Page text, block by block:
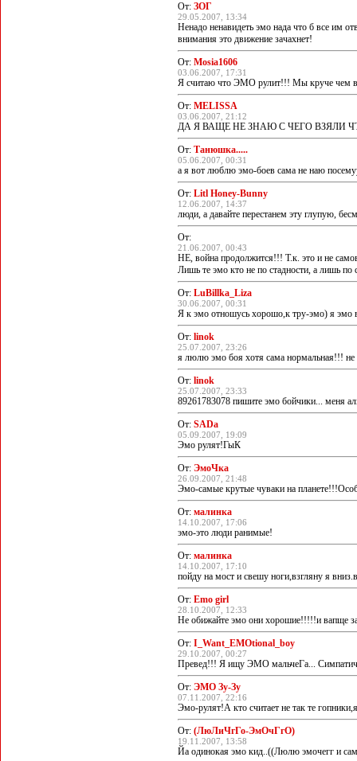
От: ЗОГ
29.05.2007, 13:34
Ненадо ненавидеть эмо нада что б все им
внимания это движение зачахнет!
От: Mosia1606
03.06.2007, 17:31
Я считаю что ЭМО рулит!!! Мы круче чем
От: MELISSA
03.06.2007, 21:12
ДА Я ВАЩЕ НЕ ЗНАЮ С ЧЕГО ВЗЯЛИ
От: Танюшка.....
05.06.2007, 00:31
а я вот люблю эмо-боев сама не наю
От: Litl Honey-Bunny
12.06.2007, 14:37
люди, а давайте перестанем эту глупую,
От:
21.06.2007, 00:43
НЕ, война продолжится!!! Т.к. это и не
Лишь те эмо кто не по стадности, а лишь
От: LuBillka_Liza
30.06.2007, 00:31
Я к эмо отношусь хорошо,к тру-эмо) я эмо в
От: linok
25.07.2007, 23:26
я люлю эмо боя хотя сама нормальная!!!
От: linok
25.07.2007, 23:33
89261783078 пишите эмо бойчики... меня
От: SADa
05.09.2007, 19:09
Эмо рулят!ГыК
От: ЭмоЧка
26.09.2007, 21:48
Эмо-самые крутые чуваки на
От: малинка
14.10.2007, 17:06
эмо-это люди ранимые!
От: малинка
14.10.2007, 17:10
пойду на мост и свешу ноги,взгляну я
От: Emo girl
28.10.2007, 12:33
Не обижайте эмо они хорошие!!!!!и вапще
От: I_Want_EMOtional_boy
29.10.2007, 00:27
Превед!!! Я ищу ЭМО мальчеГа...
От: ЭМО Зу-Зу
07.11.2007, 22:16
Эмо-рулят!А кто считает не так те
От: (ЛюЛиЧгГо-ЭмОчГгО)
19.11.2007, 13:58
Йа одинокая эмо кид..((Люлю эмочегг и